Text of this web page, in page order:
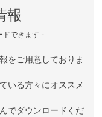
報
ドできます -
をご用意しておりま
いる方々にオススメ
でダウンロードくだ